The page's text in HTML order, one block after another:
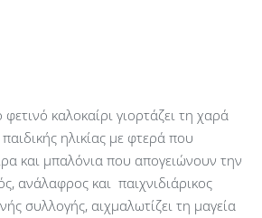
φετινό καλοκαίρι γιορτάζει τη χαρά
ηλικίας με φτερά που
και μπαλόνια που απογειώνουν την
ανάλαφρος και παιχνιδιάρικος
συλλογής, αιχμαλωτίζει τη μαγεία